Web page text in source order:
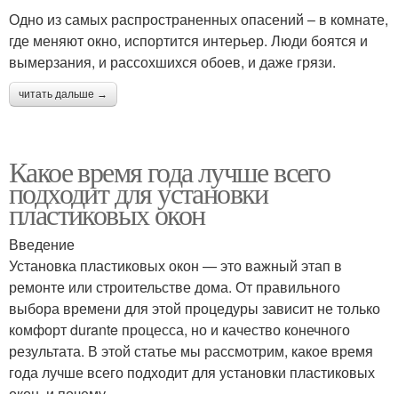
Одно из самых распространенных опасений – в комнате,
где меняют окно, испортится интерьер. Люди боятся и
вымерзания, и рассохшихся обоев, и даже грязи.
читать дальше →
Какое время года лучше всего
подходит для установки
пластиковых окон
Введение
Установка пластиковых окон — это важный этап в
ремонте или строительстве дома. От правильного
выбора времени для этой процедуры зависит не только
комфорт durante процесса, но и качество конечного
результата. В этой статье мы рассмотрим, какое время
года лучше всего подходит для установки пластиковых